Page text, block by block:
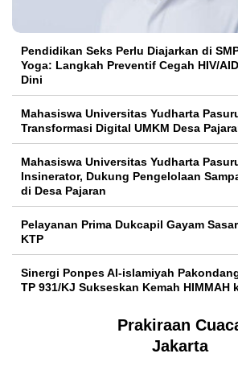
Pendidikan Seks Perlu Diajarkan di
Yoga: Langkah Preventif Cegah HIV/
Dini
Mahasiswa Universitas Yudharta
Transformasi Digital UMKM Desa
Mahasiswa Universitas Yudharta
Insinerator, Dukung Pengelolaan
di Desa Pajaran
Pelayanan Prima Dukcapil Gayam
KTP
Sinergi Ponpes Al-islamiyah
TP 931/KJ Sukseskan Kemah HIMMAH
Prakiraan
Jakarta